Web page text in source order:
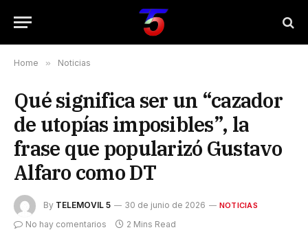
Home » Noticias
Qué significa ser un “cazador
de utopías imposibles”, la
frase que popularizó Gustavo
Alfaro como DT
By TELEMOVIL 5 30 de junio de 2026 NOTICIAS
No hay comentarios 2 Mins Read